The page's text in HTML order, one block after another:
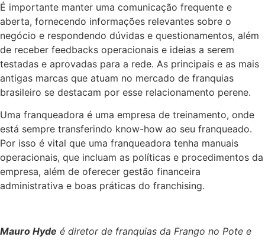
É importante manter uma comunicação frequente e
aberta, fornecendo informações relevantes sobre o
negócio e respondendo dúvidas e questionamentos, além
de receber feedbacks operacionais e ideias a serem
testadas e aprovadas para a rede. As principais e as mais
antigas marcas que atuam no mercado de franquias
brasileiro se destacam por esse relacionamento perene.
Uma franqueadora é uma empresa de treinamento, onde
está sempre transferindo know-how ao seu franqueado.
Por isso é vital que uma franqueadora tenha manuais
operacionais, que incluam as políticas e procedimentos da
empresa, além de oferecer gestão financeira
administrativa e boas práticas do franchising.
Mauro Hyde é diretor de franquias da Frango no Pote e